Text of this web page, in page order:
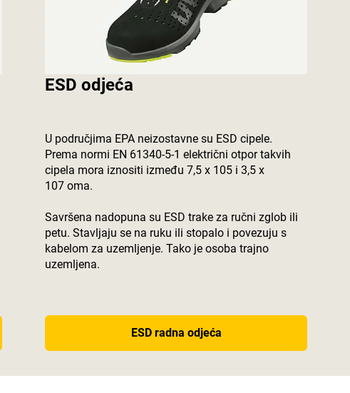
ESD odjeća
U područjima EPA neizostavne su ESD cipele.
Prema normi EN 61340-5-1 električni otpor takvih
cipela mora iznositi između 7,5 x 105 i 3,5 x
107 oma.
Savršena nadopuna su ESD trake za ručni zglob ili
petu. Stavljaju se na ruku ili stopalo i povezuju s
kabelom za uzemljenje. Tako je osoba trajno
uzemljena.
ESD radna odjeća